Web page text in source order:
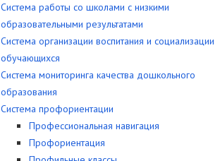
Система работы со школами с низкими
образовательными результатами
Система организации воспитания и социализации
обучающихся
Система мониторинга качества дошкольного
образования
Система профориентации
Профессиональная навигация
Профориентация